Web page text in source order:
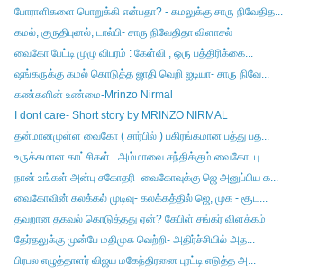
போராளிகளை பொறுக்கி என்பதா? - கமலுக்கு சாரு நிவேதித...
கமல், குருதிபுனல், டால்பி- சாரு நிவேதிதா விளாசல்
வைகோ பேட்டி முழு விபரம் : கேள்வி , ஒரு பத்திரிக்கை...
ஷங்கருக்கு கமல் கொடுத்த ஜாதி வெறி ஐடியா- சாரு நிவே...
கண்களின் உண்மை-Mrinzo Nirmal
I dont care- Short story by MRINZO NIRMAL
தன்மானமுள்ள வைகோ ( சார்பில் ) பகிரங்கமான பத்து பத...
உருக்கமான காட்சிகள்.. அம்மாவை சந்திக்கும் வைகோ. பு...
நான் உங்கள் அன்பு சகோதரி- வைகோவுக்கு ஜெ அனுப்பிய க...
வைகோவின் கலக்கல் முடிவு- கலக்கத்தில் ஜெ, முக - சூட...
தவறான தகவல் கொடுத்தது ஏன்? கேபிள் சங்கர் விளக்கம்
தேர்தலுக்கு முன்பே மதிமுக வெற்றி- அதிர்ச்சியில் அத...
பிரபல எழுத்தாளர் விஜய மகேந்திரனை புரட்டி எடுத்த அ...